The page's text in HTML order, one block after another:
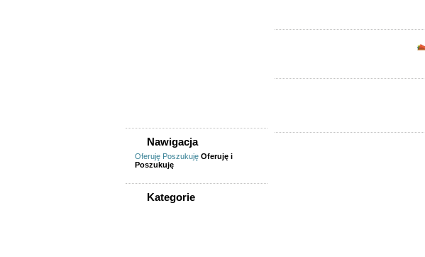
Nawigacja
Oferuję Poszukuję Oferuję i
Poszukuję
Kategorie